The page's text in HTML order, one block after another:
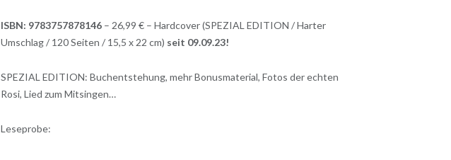
ISBN: 9783757878146 – 26,99 € – Hardcover (SPEZIAL EDITION / Harter
Umschlag / 120 Seiten / 15,5 x 22 cm) seit 09.09.23!
SPEZIAL EDITION: Buchentstehung, mehr Bonusmaterial, Fotos der echten
Rosi, Lied zum Mitsingen…
Leseprobe: